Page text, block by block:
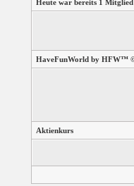
Heute war bereits 1
HaveFunWorld by HFW™
Aktienkurs